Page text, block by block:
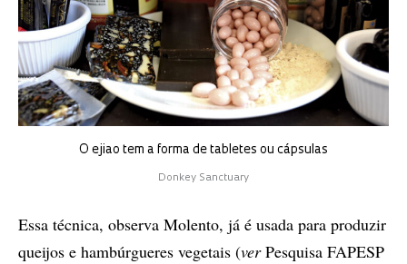
O ejiao tem a forma de tabletes ou cápsulas
Donkey Sanctuary
Essa técnica, observa Molento, já é usada para produzir
queijos e hambúrgueres vegetais (verPesquisa FAPESP